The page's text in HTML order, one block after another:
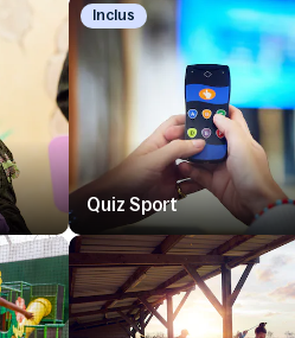
Inclus
Quiz Sport